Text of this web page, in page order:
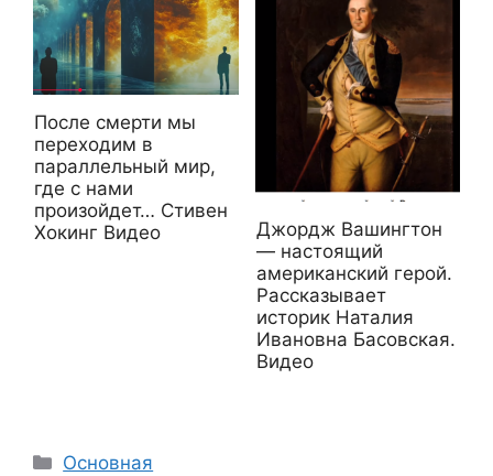
После смерти мы
переходим в
параллельный мир,
где с нами
произойдет… Стивен
Хокинг Видео
Джордж Вашингтон
— настоящий
американский герой.
Рассказывает
историк Наталия
Ивановна Басовская.
Видео
Рубрики
Основная